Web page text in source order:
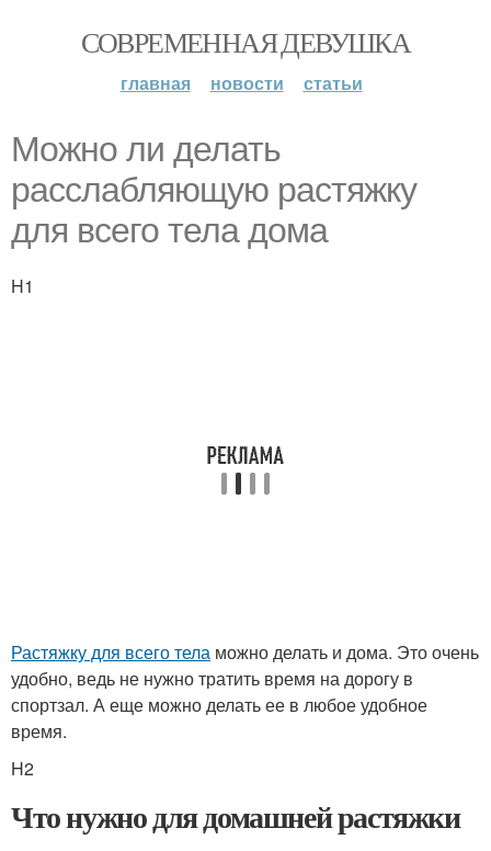
СОВРЕМЕННАЯ ДЕВУШКА
главная новости статьи
Можно ли делать
расслабляющую растяжку
для всего тела дома
H1
Растяжку для всего тела можно делать и дома. Это очень
удобно, ведь не нужно тратить время на дорогу в
спортзал. А еще можно делать ее в любое удобное
время.
H2
Что нужно для домашней растяжки